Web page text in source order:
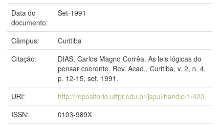
Data do
documento:
Set-1991
Câmpus:
Curitiba
Citação:
DIAS, Carlos Magno Corrêa. As leis lógicas do
pensar coerente. Rev. Acad., Curitiba, v. 2, n. 4,
p. 12-15, set. 1991.
URI:
http://repositorio.utfpr.edu.br/jspui/handle/1/420
ISSN:
0103-989X